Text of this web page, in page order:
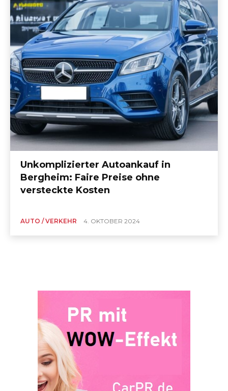
Unkomplizierter Autoankauf in
Bergheim: Faire Preise ohne
versteckte Kosten
AUTO / VERKEHR 4. OKTOBER 2024